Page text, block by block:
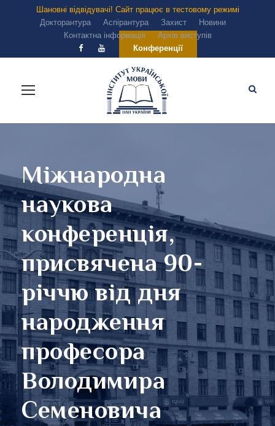
Шановні відвідувачі! Сайт працює в тестовому режимі
Докторантура
Аспірантура Захист
Новини
Контактна інформація
Архів виступів
Конференції
Міжнародна
наукова
конференція,
присвячена 90-
річчю від дня
народження
професора
Володимира
Семеновича